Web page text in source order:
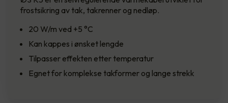
frostsikring av tak, takrenner og nedløp.
20 W/m ved +5 °C
Kan kappes i ønsket lengde
Tilpasser effekten etter temperatur
Egnet for komplekse takformer og lange strekk